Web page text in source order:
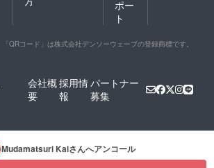
ポー
ト
「QRコード」は株式会社デンソーウェーブの登録商標です。
会社概
要
採用情
報
パートナー
募集
Mudamatsuri Kaiさんへアンコール